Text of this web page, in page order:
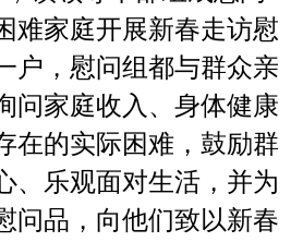
难家庭开展新春走访慰
户，慰问组都与群众亲
问家庭收入、身体健康
在的实际困难，鼓励群
、乐观面对生活，并为
问品，向他们致以新春